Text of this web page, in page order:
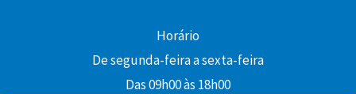
Horário
De segunda-feira a sexta-feira
Das 09h00 às 18h00